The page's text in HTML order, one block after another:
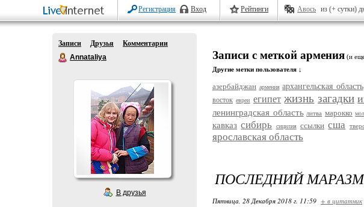
Регистрация Вход Рейтинги Авось из (+ сутки)
Записи Друзья
Комментарии
Annataliya
В друзья
Записи с меткой армения (и
Другие метки пользователя ↓
азербайджан армения архангельская область
восток евреи египет жизнь загадки
ленинградская область литва марокко
кавказ сибирь сицилия ссылки сша
ярославская область
ПОСЛЕДНИЙ
Пятница, 28 Декабря 2018 г. 11:59 + в цитатник